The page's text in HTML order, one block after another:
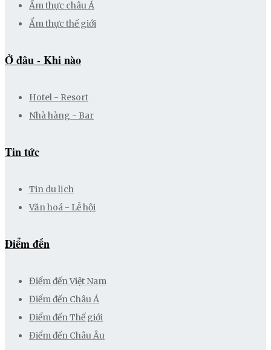
Ẩm thực châu Á
Ẩm thực thế giới
Ở đâu - Khi nào
Hotel - Resort
Nhà hàng - Bar
Tin tức
Tin du lịch
Văn hoá - Lễ hội
Điểm đến
Điểm đến Việt Nam
Điểm đến Châu Á
Điểm đến Thế giới
Điểm đến Châu Âu